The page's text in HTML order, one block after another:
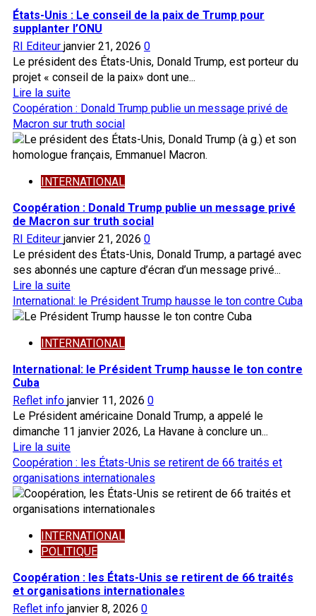
Ghebreyesus
de
l’OMS:
Les
Etats-
Unis
doivent
260
millions
de
dollars
d’impayés
États-Unis : Le conseil de la paix de Trump pour
supplanter l’ONU
RI Editeur janvier 21, 2026 0
Le président des États-Unis, Donald Trump, est porteur du
projet « conseil de la paix» dont une...
Lire la suiteEn
savoir
plus
sur
États-
:
conseil
la
paix
de
Trump
pour
supplanter
l’ONU
Coopération : Donald Trump publie un message privé de
Macron sur truth social
INTERNATIONAL
Coopération : Donald Trump publie un message privé
de Macron sur truth social
RI Editeur janvier 21, 2026 0
Le président des États-Unis, Donald Trump, a partagé avec
ses abonnés une capture d’écran d’un message privé...
Lire la suiteEn
savoir
plus
Coopération
Donald
Trump
publie
un
message
privé
de
Macron
sur
truth
social
International: le Président Trump hausse le ton contre Cuba
INTERNATIONAL
International: le Président Trump hausse le ton contre
Cuba
Reflet info janvier 11, 2026 0
Le Président américaine Donald Trump, a appelé le
dimanche 11 janvier 2026, La Havane à conclure un...
Lire la suiteEn
savoir
plus
sur
International:
Président
Trump
hausse
le
Coopération : les États-Unis se retirent de 66 traités et
organisations internationales
INTERNATIONAL
POLITIQUE
Coopération : les États-Unis se retirent de 66 traités
et organisations internationales
Reflet info janvier 8, 2026 0